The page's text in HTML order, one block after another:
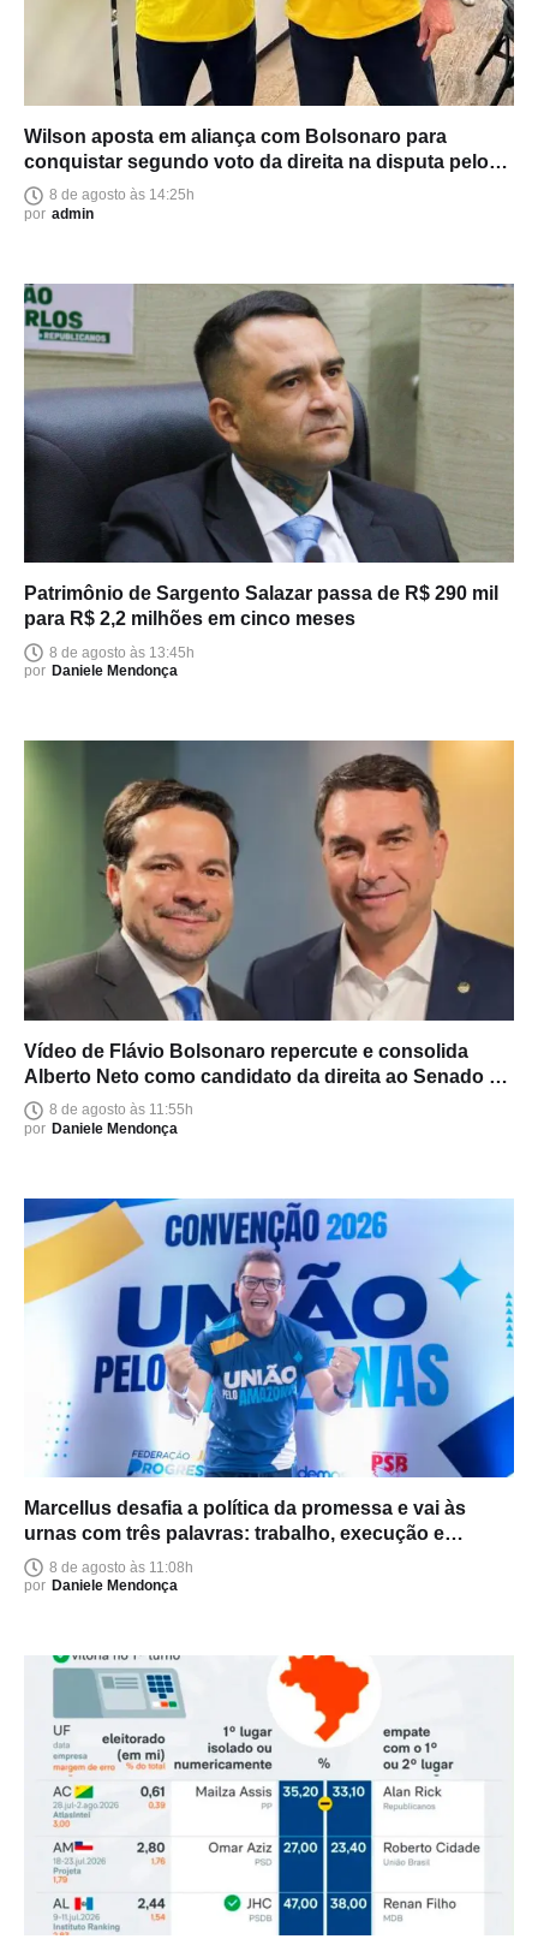
Wilson aposta em aliança com Bolsonaro para
conquistar segundo voto da direita na disputa pelo
Senado
8 de agosto às 14:25h
por admin
Patrimônio de Sargento Salazar passa de R$ 290 mil
para R$ 2,2 milhões em cinco meses
8 de agosto às 13:45h
por Daniele Mendonça
Vídeo de Flávio Bolsonaro repercute e consolida
Alberto Neto como candidato da direita ao Senado no
Amazonas
8 de agosto às 11:55h
por Daniele Mendonça
Marcellus desafia a política da promessa e vai às
urnas com três palavras: trabalho, execução e
entrega
8 de agosto às 11:08h
por Daniele Mendonça